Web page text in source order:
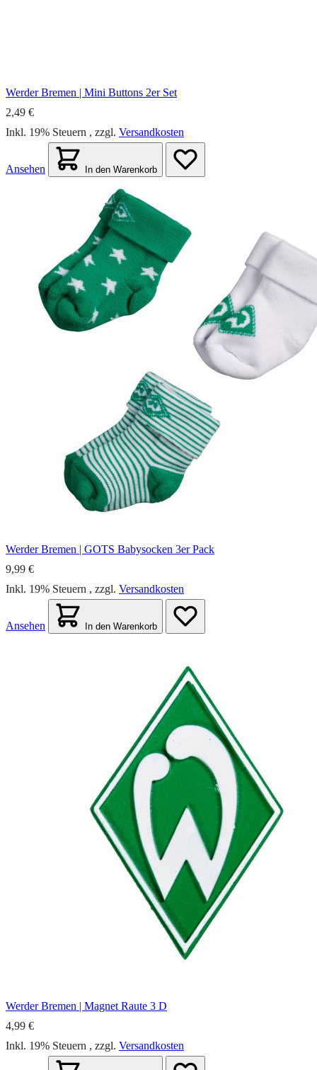
Werder Bremen | Mini Buttons 2er Set
2,49 €
Inkl. 19% Steuern , zzgl. Versandkosten
Ansehen In den Warenkorb
Werder Bremen | GOTS Babysocken 3er Pack
9,99 €
Inkl. 19% Steuern , zzgl. Versandkosten
Ansehen In den Warenkorb
Werder Bremen | Magnet Raute 3 D
4,99 €
Inkl. 19% Steuern , zzgl. Versandkosten